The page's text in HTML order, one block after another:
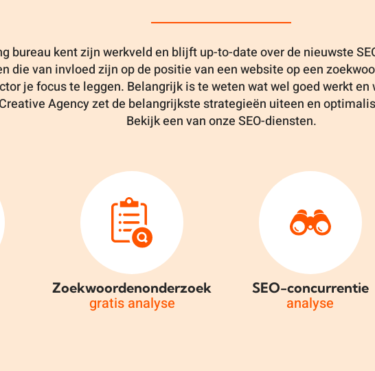
bureau kent zijn werkveld en blijft up-to-date over de nieuwste
die van invloed zijn op de positie van een website op een
je focus te leggen. Belangrijk is te weten wat wel goed werkt
Agency zet de belangrijkste strategieën uiteen en
Bekijk een van onze SEO-diensten.
Zoekwoordenonderzoek
gratis analyse
SEO-concurrentie
analyse